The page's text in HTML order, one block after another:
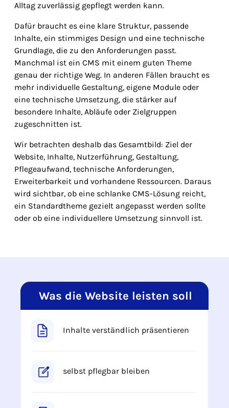
Alltag zuverlässig gepflegt werden kann.
Dafür braucht es eine klare Struktur, passende
Inhalte, ein stimmiges Design und eine technische
Grundlage, die zu den Anforderungen passt.
Manchmal ist ein CMS mit einem guten Theme
genau der richtige Weg. In anderen Fällen braucht es
mehr individuelle Gestaltung, eigene Module oder
eine technische Umsetzung, die stärker auf
besondere Inhalte, Abläufe oder Zielgruppen
zugeschnitten ist.
Wir betrachten deshalb das Gesamtbild: Ziel der
Website, Inhalte, Nutzerführung, Gestaltung,
Pflegeaufwand, technische Anforderungen,
Erweiterbarkeit und vorhandene Ressourcen. Daraus
wird sichtbar, ob eine schlanke CMS-Lösung reicht,
ein Standardtheme gezielt angepasst werden sollte
oder ob eine individuellere Umsetzung sinnvoll ist.